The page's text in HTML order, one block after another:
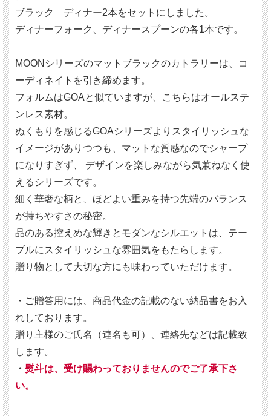
ブラック ディナー2本をセットにしました。
ディナーフォーク、ディナースプーンの各1本です。
MOONシリーズのマットブラックのカトラリーは、コ
ーディネイトを引き締めます。
フォルムはGOAと似ていますが、こちらはオールステ
ンレス素材。
ぬくもりを感じるGOAシリーズよりスタイリッシュな
イメージがありつつも、マットな質感なのでシャープ
になりすぎず、 デザインを楽しみながら気兼ねなく使
えるシリーズです。
細く華奢な柄と、ほどよい重みを持つ先端のバランス
が持ちやすさの秘密。
品のある控えめな輝きとモダンなシルエットは、テー
ブルにスタイリッシュな雰囲気をもたらします。
贈り物として大切な方にも味わっていただけます。
・ご贈答用には、商品代金の記載のない納品書をお入
れしております。
贈り主様のご氏名（連名も可）、連絡先などは記載致
します。
・ 熨斗は、受け賜わっておりませんのでご了承下さ
い。